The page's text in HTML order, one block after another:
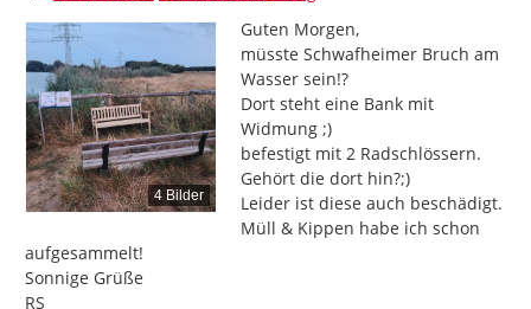
4 Bilder
Guten Morgen,
müsste Schwafheimer Bruch am
Wasser sein!?
Dort steht eine Bank mit
Widmung ;)
befestigt mit 2 Radschlössern.
Gehört die dort hin?;)
Leider ist diese auch beschädigt.
Müll & Kippen habe ich schon
aufgesammelt!
Sonnige Grüße
RS